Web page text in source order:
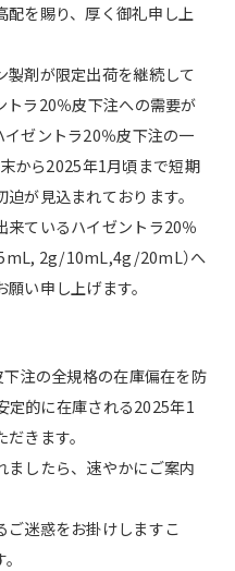
を賜り、厚く御礼申し上
剤が限定出荷を継続して
トラ20％皮下注への需要が
ゼントラ20％皮下注の一
から2025年1月頃まで短期
が見込まれております。
ているハイゼントラ20％
2g/10mL,4g/20mL）へ
い申し上げます。
注の全規格の在庫偏在を防
定的に在庫される2025年1
きます。
したら、速やかにご案内
迷惑をお掛けしますこ